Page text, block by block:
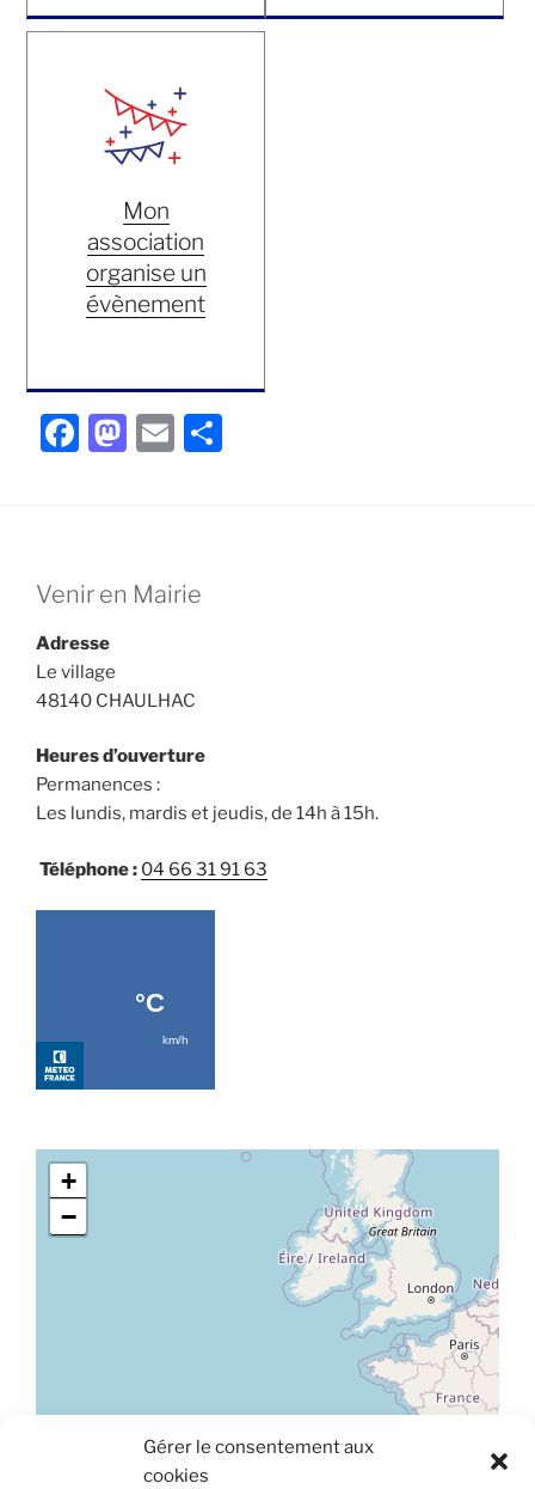
Gérer le consentement aux
cookies
Mon
association
organise un
évènement
F
b
o
k
M
d
E
Venir en Mairie
Adresse
Le village
48140 CHAULHAC
Heures d’ouverture
Permanences :
Les lundis, mardis et jeudis, de 14h à 15h.
Téléphone : 04 66 31 91 63
+
−
Leaflet|© OpenStreetMap